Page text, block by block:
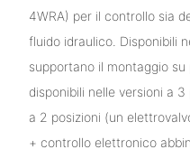
4WRA) per il controllo sia
fluido idraulico. Disponibili
supportano il montaggio
disponibili nelle versioni a
a 2 posizioni (un
+ controllo elettronico